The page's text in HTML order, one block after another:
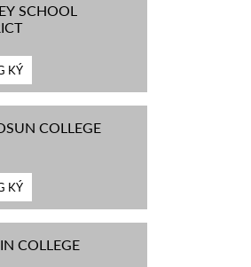
SCHOOL
KÝ
COLLEGE
KÝ
COLLEGE